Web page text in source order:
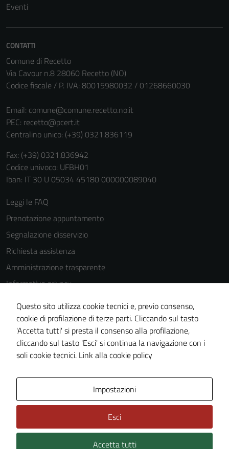
Eventi
CONTATTI
Comune di Recetto
Via Cavour n.8 28060 Recetto (NO)
Codice fiscale / P. IVA: 80015980032 / 01268660030
Email: comune@comune.recetto.no.it
PEC: recetto@pcert.it
Centralino unico: (+39) 0321.836119
Fax: (+39) 0321.836942
Codice univoco: UFBH01
Iban: IT 30 U 05034 45180 000000089040
Leggi le FAQ
Prenotazione appuntamento
Segnalazione disservizio
Richiesta assistenza
Amministrazione trasparente
Informativa privacy
Cookie Policy
Note legali
Dichiarazione di accessibilità
Piano di miglioramento del sito
Technical Design s.r.l.
Questo sito utilizza cookie tecnici e, previo consenso,
cookie di profilazione di terze parti. Cliccando sul tasto
'Accetta tutti' si presta il consenso alla profilazione,
cliccando sul tasto 'Esci' si continua la navigazione con i
soli cookie tecnici. Link alla cookie policy
Impostazioni
Esci
Accetta tutti